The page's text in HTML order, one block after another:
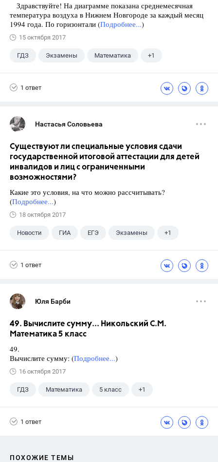
Здравствуйте! На диаграмме показана среднемесячная
температура воздуха в Нижнем Новгороде за каждый месяц
1994 года. По горизонтали (Подробнее...)
15 октября 2017
ГДЗ Экзамены Математика +1
1 ответ
Настасья Соловьева
Существуют ли специальные условия сдачи
государственной итоговой аттестации для детей
инвалидов и лиц с ограниченными
возможностями?
Какие это условия, на что можно рассчитывать?
(Подробнее...)
18 октября 2017
Новости ГИА ЕГЭ Экзамены +1
1 ответ
Юля Барби
49. Вычислите сумму... Никольский С.М.
Математика 5 класс
49.
Вычислите сумму: (Подробнее...)
16 октября 2017
ГДЗ Математика 5 класс +1
1 ответ
ПОХОЖИЕ ТЕМЫ